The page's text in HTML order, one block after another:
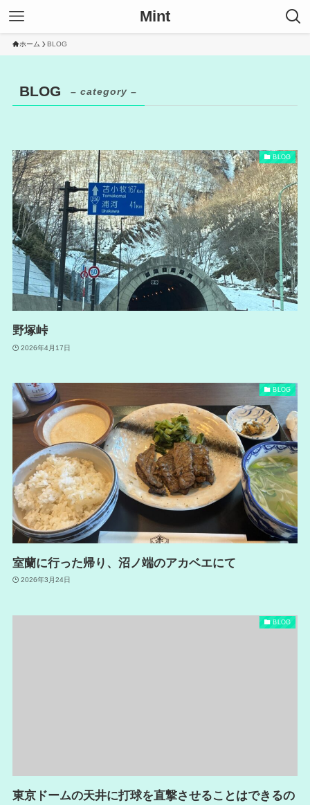
Mint
ホーム BLOG
BLOG – category –
BLOG
野塚峠
2026年4月17日
BLOG
室蘭に行った帰り、沼ノ端のアカベエにて
2026年3月24日
BLOG
東京ドームの天井に打球を直撃させることはできるの